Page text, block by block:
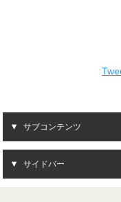
サブコンテンツ
サイドバー